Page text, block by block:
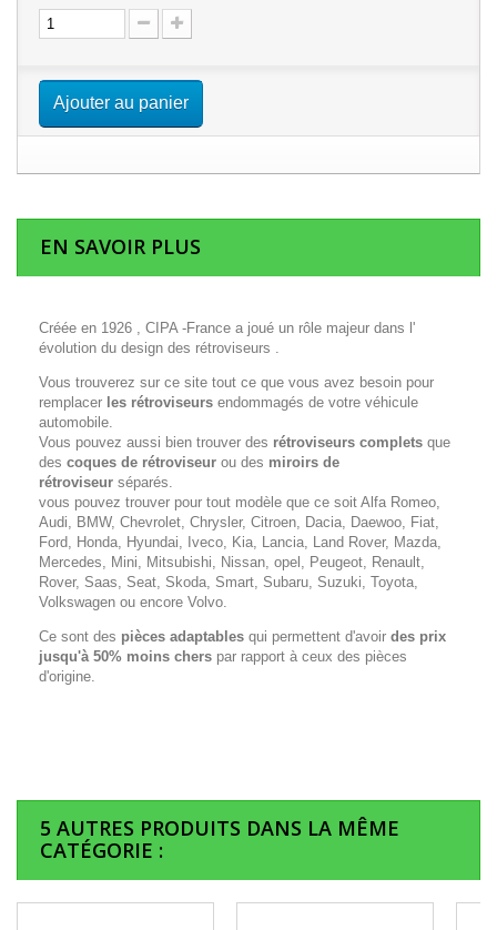
Ajouter au panier
EN SAVOIR PLUS
Créée en 1926 , CIPA -France a joué un rôle majeur dans l'
évolution du design des rétroviseurs .
Vous trouverez sur ce site tout ce que vous avez besoin pour
remplacer les rétroviseurs endommagés de votre véhicule
automobile.
Vous pouvez aussi bien trouver des rétroviseurs complets que
des coques de rétroviseur ou des miroirs de
rétroviseur séparés.
vous pouvez trouver pour tout modèle que ce soit Alfa Romeo,
Audi, BMW, Chevrolet, Chrysler, Citroen, Dacia, Daewoo, Fiat,
Ford, Honda, Hyundai, Iveco, Kia, Lancia, Land Rover, Mazda,
Mercedes, Mini, Mitsubishi, Nissan, opel, Peugeot, Renault,
Rover, Saas, Seat, Skoda, Smart, Subaru, Suzuki, Toyota,
Volkswagen ou encore Volvo.
Ce sont des pièces adaptables qui permettent d'avoir des prix
jusqu'à 50% moins chers par rapport à ceux des pièces
d'origine.
5 AUTRES PRODUITS DANS LA MÊME
CATÉGORIE :